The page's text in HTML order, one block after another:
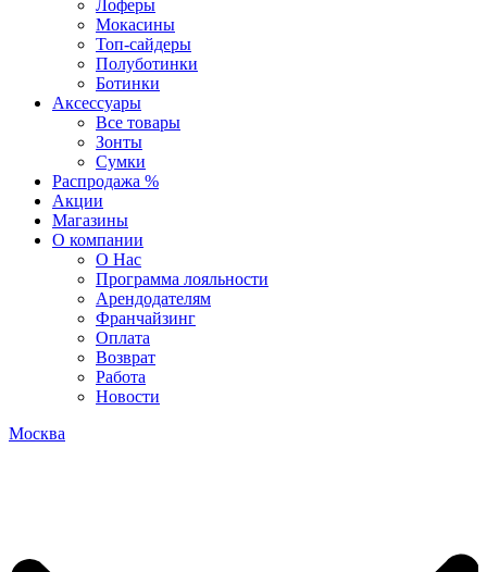
Лоферы
Мокасины
Топ-сайдеры
Полуботинки
Ботинки
Аксессуары
Все товары
Зонты
Сумки
Распродажа %
Акции
Магазины
О компании
О Нас
Программа лояльности
Арендодателям
Франчайзинг
Оплата
Возврат
Работа
Новости
Москва